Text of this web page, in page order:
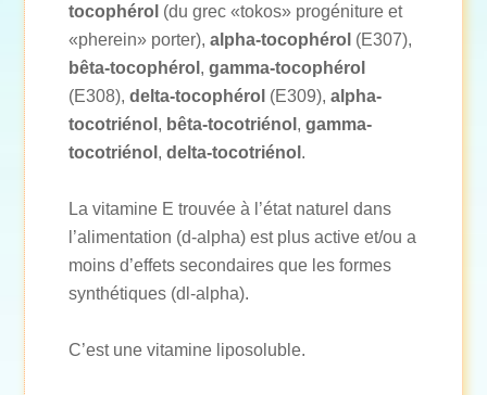
tocophérol (du grec «tokos» progéniture et
«pherein» porter),alpha-tocophérol (E307),
bêta-tocophérol ,gamma-tocophérol
(E308),delta-tocophérol (E309),alpha-
tocotriénol , bêta-tocotriénol ,gamma-
tocotriénol ,delta-tocotriénol .
La vitamine E trouvée à l’état naturel dans
l’alimentation (d-alpha) est plus active et/ou a
moins d’effets secondaires que les formes
synthétiques (dl-alpha).
C’est une vitamine liposoluble.